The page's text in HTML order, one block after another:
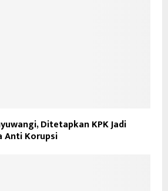
Ditetapkan KPK Jadi
Anti Korupsi